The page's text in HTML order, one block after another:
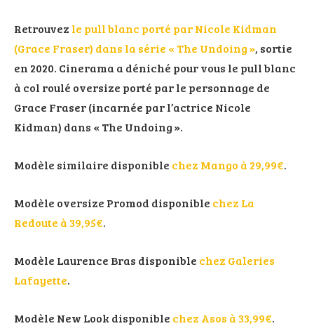
Retrouvez le pull blanc porté par Nicole Kidman
(Grace Fraser) dans la série « The Undoing », sortie
en 2020. Cinerama a déniché pour vous le pull blanc
à col roulé oversize porté par le personnage de
Grace Fraser (incarnée par l’actrice Nicole
Kidman) dans « The Undoing ».
Modèle similaire disponible chez Mango à 29,99€.
Modèle oversize Promod disponible chez La
Redoute à 39,95€.
Modèle Laurence Bras disponible chez Galeries
Lafayette.
Modèle New Look disponible chez Asos à 33,99€.